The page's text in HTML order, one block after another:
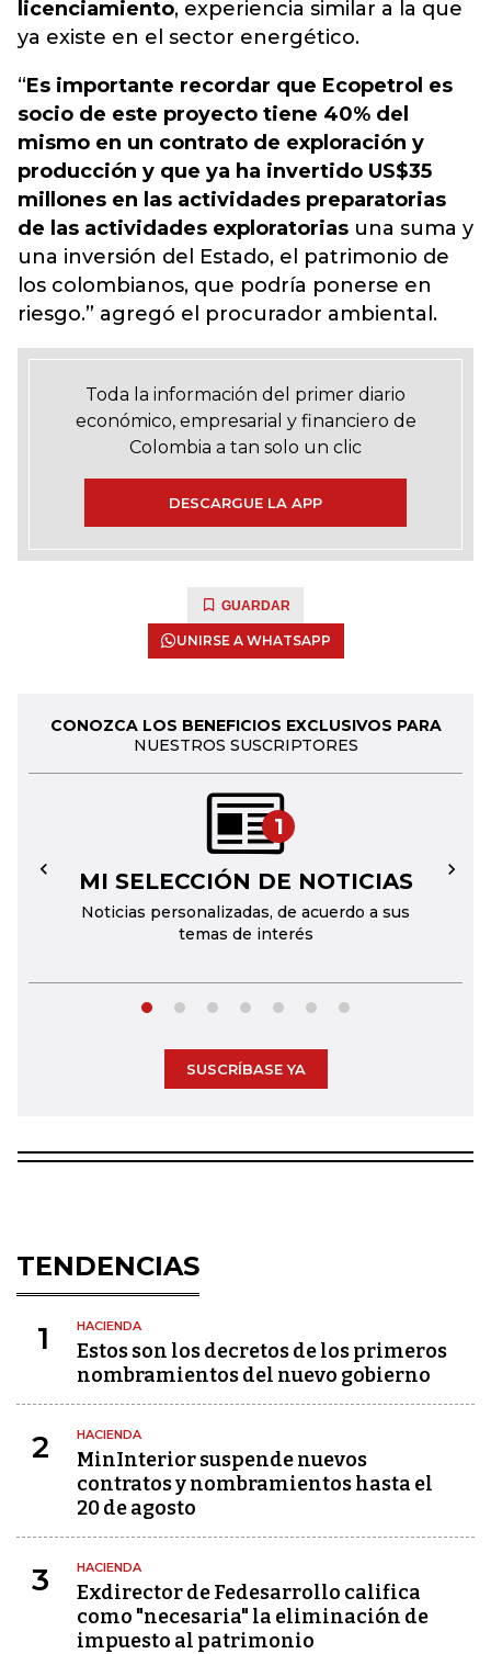
licenciamiento, experiencia similar a la que
ya existe en el sector energético.
“Es importante recordar que Ecopetrol es
socio de este proyecto tiene 40% del
mismo en un contrato de exploración y
producción y que ya ha invertido US$35
millones en las actividades preparatorias
de las actividades exploratorias una suma y
una inversión del Estado, el patrimonio de
los colombianos, que podría ponerse en
riesgo.” agregó el procurador ambiental.
Toda la información del primer diario
económico, empresarial y financiero de
Colombia a tan solo un clic
DESCARGUE LA APP
GUARDAR
UNIRSE A WHATSAPP
CONOZCA LOS BENEFICIOS EXCLUSIVOS PARA
NUESTROS SUSCRIPTORES
1
MI SELECCIÓN DE NOTICIAS
Noticias personalizadas, de acuerdo a sus
temas de interés
← →
SUSCRÍBASE YA
TENDENCIAS
1 HACIENDA
Estos son los decretos de los primeros
nombramientos del nuevo gobierno
2 HACIENDA
MinInterior suspende nuevos
contratos y nombramientos hasta el
20 de agosto
3 HACIENDA
Exdirector de Fedesarrollo califica
como "necesaria" la eliminación de
impuesto al patrimonio